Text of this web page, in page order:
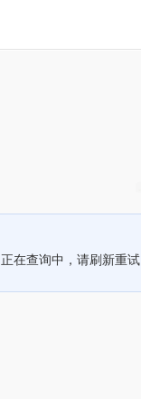
正在查询中，请刷新重试